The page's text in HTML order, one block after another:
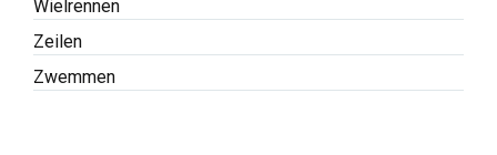
Wielrennen
Zeilen
Zwemmen